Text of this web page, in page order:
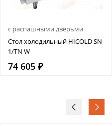
с распашными дверьми
Стол холодильный HICOLD SN
1/TN W
74 605 ₽